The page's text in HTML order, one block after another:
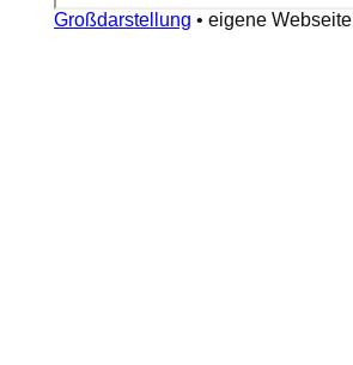
Großdarstellung • eigene Webseite